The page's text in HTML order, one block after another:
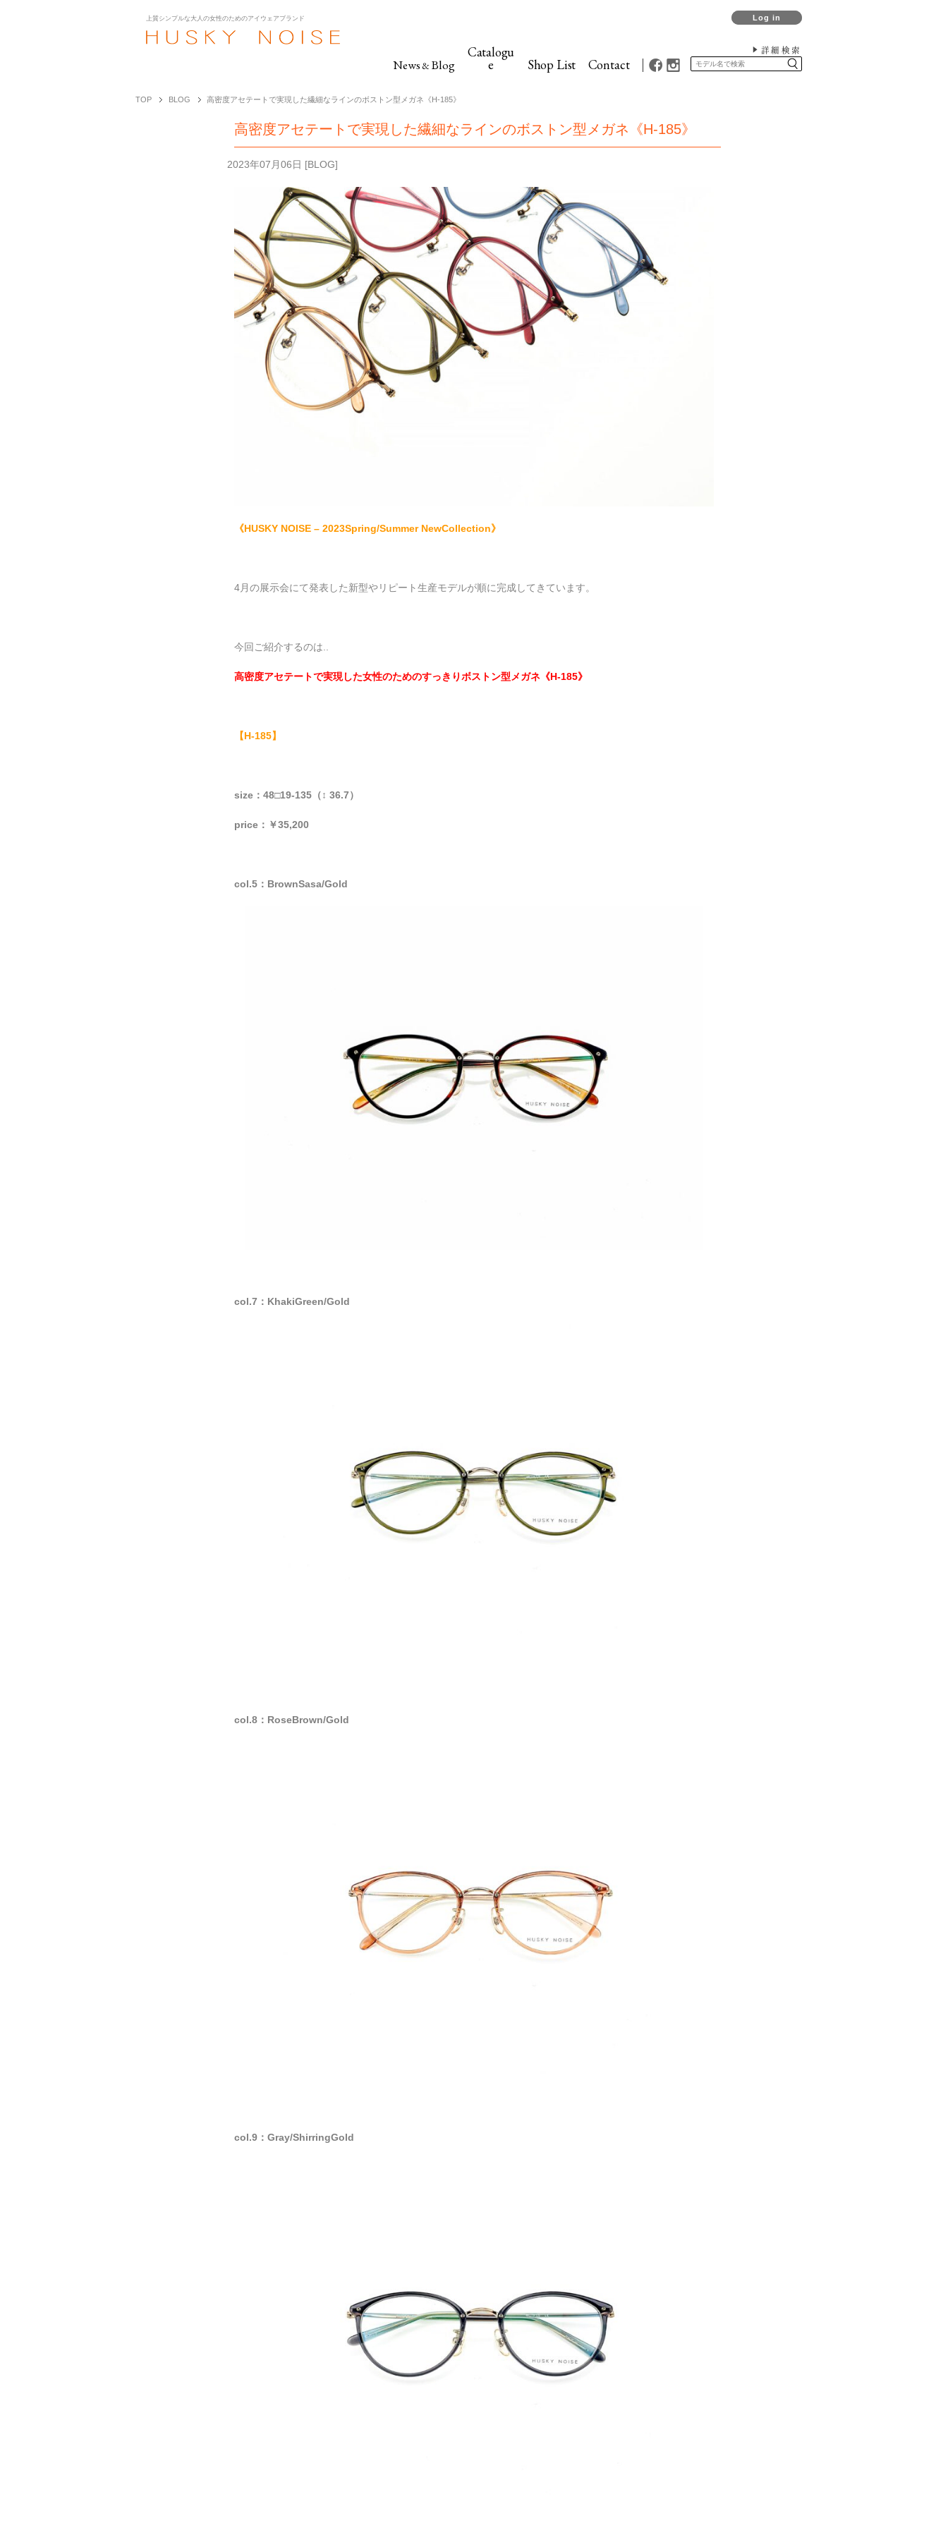
Log in
上質シンプルな大人の女性のためのアイウェアブランド
詳細検索
News &Blog
Catalogu
e Shop List Contact
TOP BLOG 高密度アセテートで実現した繊細なラインのボストン型メガネ《H-185》
高密度アセテートで実現した繊細なラインのボストン型メガネ《H-185》
2023年07月06日 [BLOG]
《HUSKY NOISE – 2023Spring/Summer NewCollection》
4月の展示会にて発表した新型やリピート生産モデルが順に完成してきています。
今回ご紹介するのは..
高密度アセテートで実現した女性のためのすっきりボストン型メガネ《H-185》
【H-185】
size：48□19-135（↕ 36.7）
price：￥35,200
col.5：BrownSasa/Gold
col.7：KhakiGreen/Gold
col.8：RoseBrown/Gold
col.9：Gray/ShirringGold